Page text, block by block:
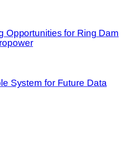
Opportunities for Ring Dam
System for Future Data